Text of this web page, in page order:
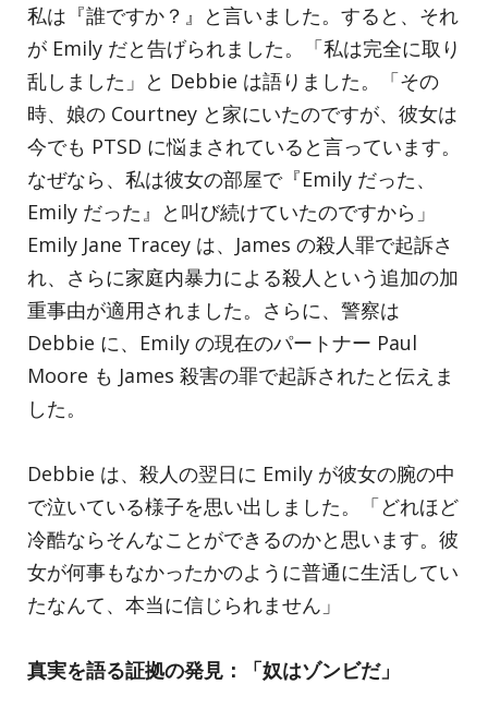
私は『誰ですか？』と言いました。すると、それ
が Emily だと告げられました。「私は完全に取り
乱しました」と Debbie は語りました。「その
時、娘の Courtney と家にいたのですが、彼女は
今でも PTSD に悩まされていると言っています。
なぜなら、私は彼女の部屋で『Emily だった、
Emily だった』と叫び続けていたのですから」
Emily Jane Tracey は、James の殺人罪で起訴さ
れ、さらに家庭内暴力による殺人という追加の加
重事由が適用されました。さらに、警察は
Debbie に、Emily の現在のパートナー Paul
Moore も James 殺害の罪で起訴されたと伝えま
した。
Debbie は、殺人の翌日に Emily が彼女の腕の中
で泣いている様子を思い出しました。「どれほど
冷酷ならそんなことができるのかと思います。彼
女が何事もなかったかのように普通に生活してい
たなんて、本当に信じられません」
真実を語る証拠の発見：「奴はゾンビだ」